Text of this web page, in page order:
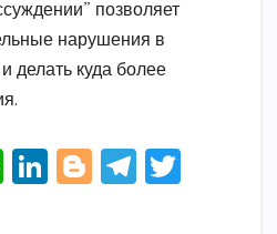
позволяет
нарушения в
делать куда более
W
Li
Bl
T